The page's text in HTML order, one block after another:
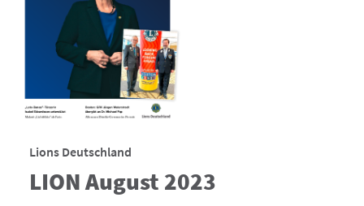
Lions Deutschland
LION August 2023